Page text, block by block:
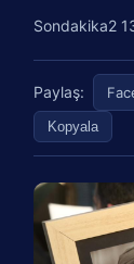
Sondakika2
Paylaş:
Kopyala